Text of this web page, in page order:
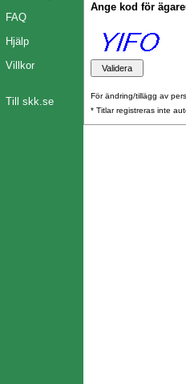
FAQ
Hjälp
Villkor
Till skk.se
Ange kod för
För ändring/tillägg av
* Titlar registreras inte